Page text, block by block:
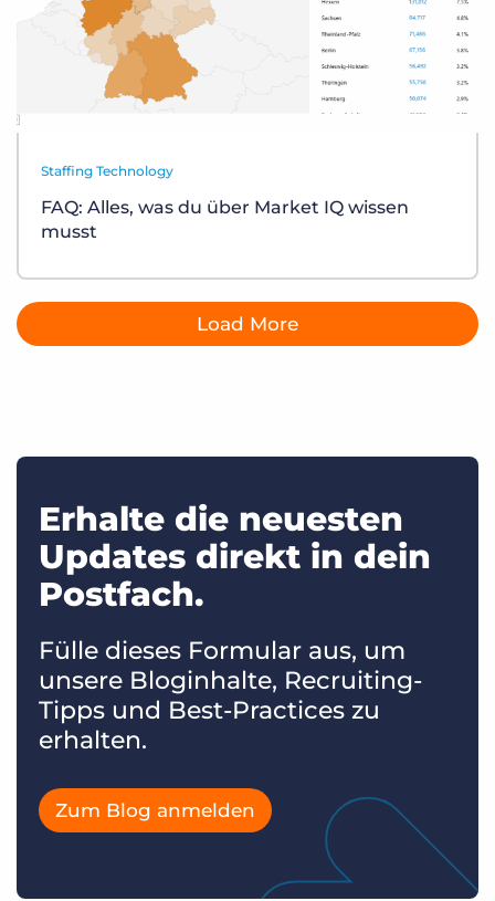
Staffing Technology
FAQ: Alles, was du über Market IQ wissen
musst
Load More
Erhalte die neuesten
Updates direkt in dein
Postfach.
Fülle dieses Formular aus, um
unsere Bloginhalte, Recruiting-
Tipps und Best-Practices zu
erhalten.
Zum Blog anmelden